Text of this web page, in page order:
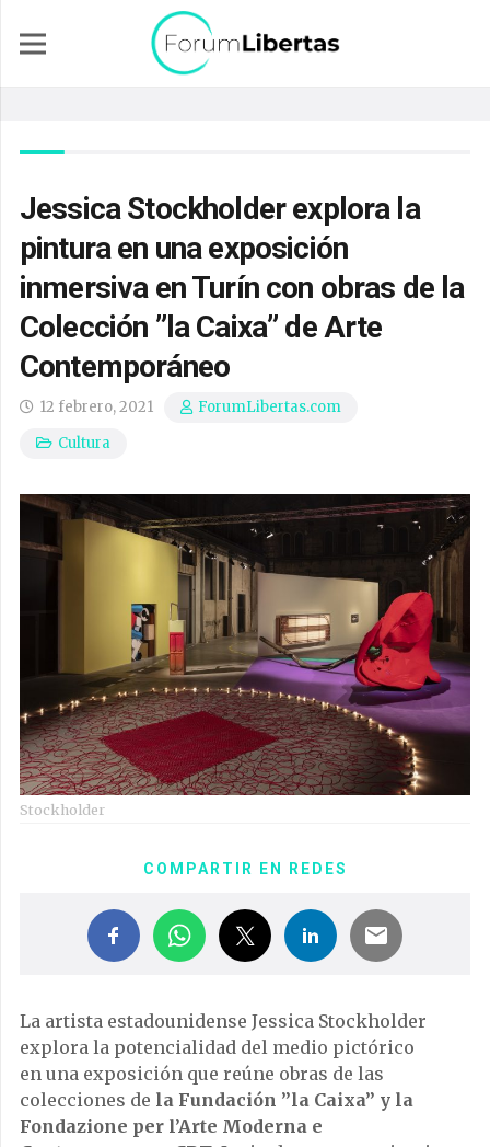
Jessica Stockholder explora la
pintura en una exposición
inmersiva en Turín con obras de la
Colección ”la Caixa” de Arte
Contemporáneo
12 febrero, 2021
ForumLibertas.com
Cultura
Stockholder
COMPARTIR EN REDES
La artista estadounidense Jessica Stockholder
explora la potencialidad del medio pictórico
en una exposición que reúne obras de las
colecciones de la Fundación ”la Caixa” y la
Fondazione per l’Arte Moderna e